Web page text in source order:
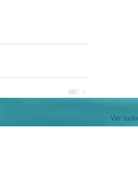
Ver tudo